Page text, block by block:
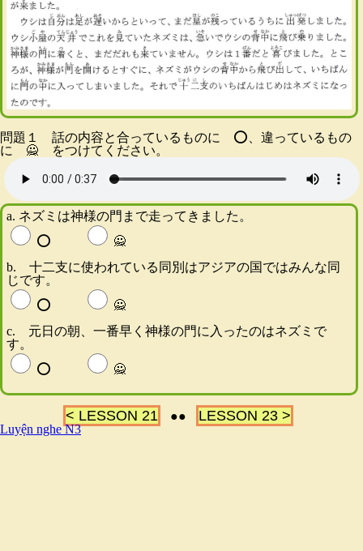
問題１ 話の内容と合っているものに ⭕️、違っているもの
に 🙅 をつけてください。
a. ネズミは神様の門まで走ってきました。
⭕️
🙅
b. 十二支に使われている同別はアジアの国ではみんな同
じです。
⭕️
🙅
c. 元日の朝、一番早く神様の門に入ったのはネズミで
す。
⭕️
🙅
< LESSON 21 ●● LESSON 23 >
Luyện nghe N3